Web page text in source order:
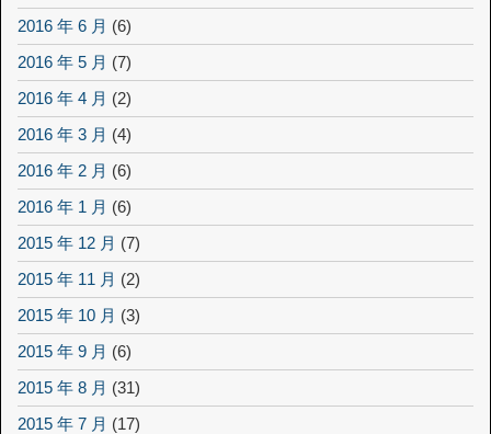
2016 年 6 月 (6)
2016 年 5 月 (7)
2016 年 4 月 (2)
2016 年 3 月 (4)
2016 年 2 月 (6)
2016 年 1 月 (6)
2015 年 12 月 (7)
2015 年 11 月 (2)
2015 年 10 月 (3)
2015 年 9 月 (6)
2015 年 8 月 (31)
2015 年 7 月 (17)